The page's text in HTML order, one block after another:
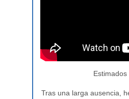
Estimados
Tras una larga ausencia,